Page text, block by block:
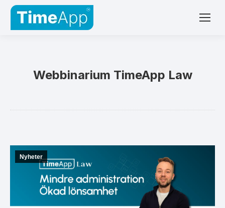
Webbinarium TimeApp Law
Nyheter